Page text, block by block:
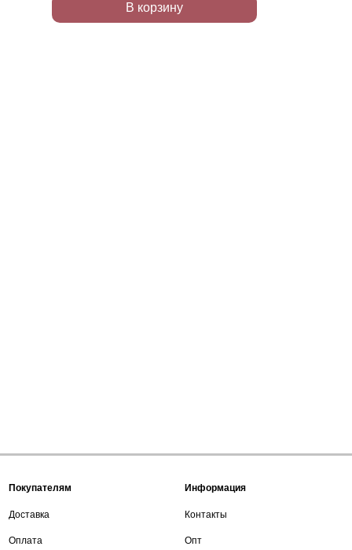
В корзину
Покупателям
Доставка
Оплата
Информация
Контакты
Опт